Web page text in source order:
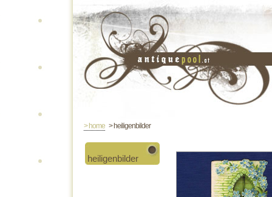
> home > heiligenbilder
heiligenbilder